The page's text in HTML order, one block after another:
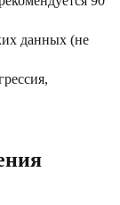
данных (не